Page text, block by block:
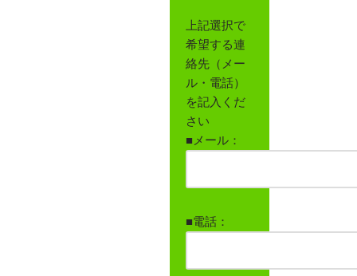
上記選択で
希望する連
絡先（メー
ル・電話）
を記入くだ
さい
■メール：
■電話：